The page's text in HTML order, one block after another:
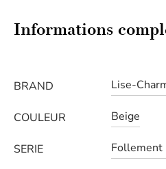
Informations
BRAND Lise-
COULEUR Beige
SERIE Follement